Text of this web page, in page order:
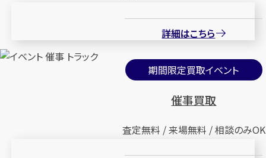
詳細はこちら
期間限定買取イベント
催事買取
査定無料 / 来場無料 / 相談のみOK